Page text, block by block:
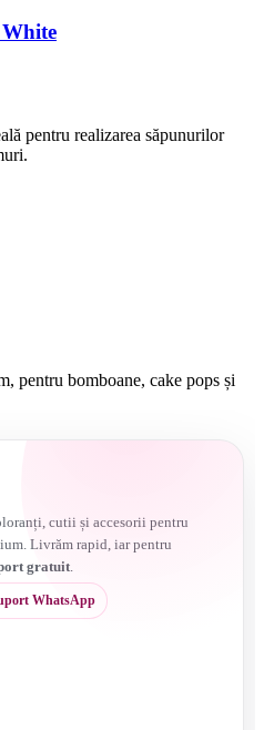
pentru realizarea săpunurilor
pentru bomboane, cake pops și
cutii și accesorii pentru
Livrăm rapid, iar pentru
gratuit.
WhatsApp